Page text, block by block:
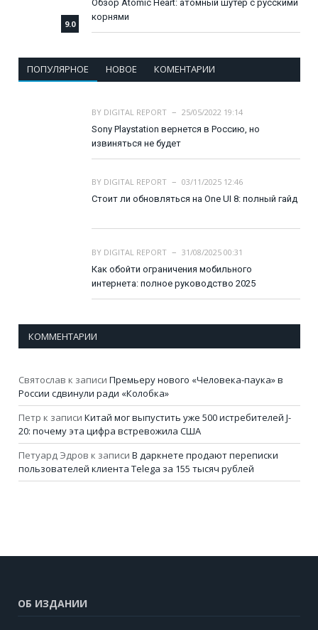
9.0
Обзор Atomic Heart: атомный шутер с русскими
корнями
ПОПУЛЯРНОЕ НОВОЕ КОМЕНТАРИИ
BY DIGITAL REPORT
25/05/2022 19:14
Sony Playstation вернется в Россию, но
извиняться не будет
BY DIGITAL REPORT
03/11/2025 12:46
Стоит ли обновляться на One UI 8: полный гайд
BY DIGITAL REPORT
31/08/2025 00:31
Как обойти ограничения мобильного
интернета: полное руководство 2025
КОММЕНТАРИИ
Святослав к записи Премьеру нового «Человека-паука» в
России сдвинули ради «Колобка»
Петр к записи Китай мог выпустить уже 500 истребителей J-
20: почему эта цифра встревожила США
Петуард Эдров к записи В даркнете продают переписки
пользователей клиента Telega за 155 тысяч рублей
ОБ ИЗДАНИИ